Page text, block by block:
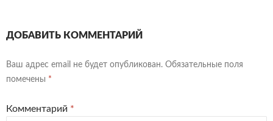
ДОБАВИТЬ КОММЕНТАРИЙ
Ваш адрес email не будет опубликован. Обязательные поля
помечены *
Комментарий *